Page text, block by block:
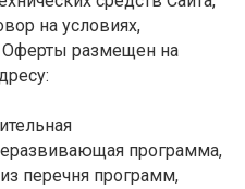
на условиях,
Оферты размещен на
программа,
перечня программ,